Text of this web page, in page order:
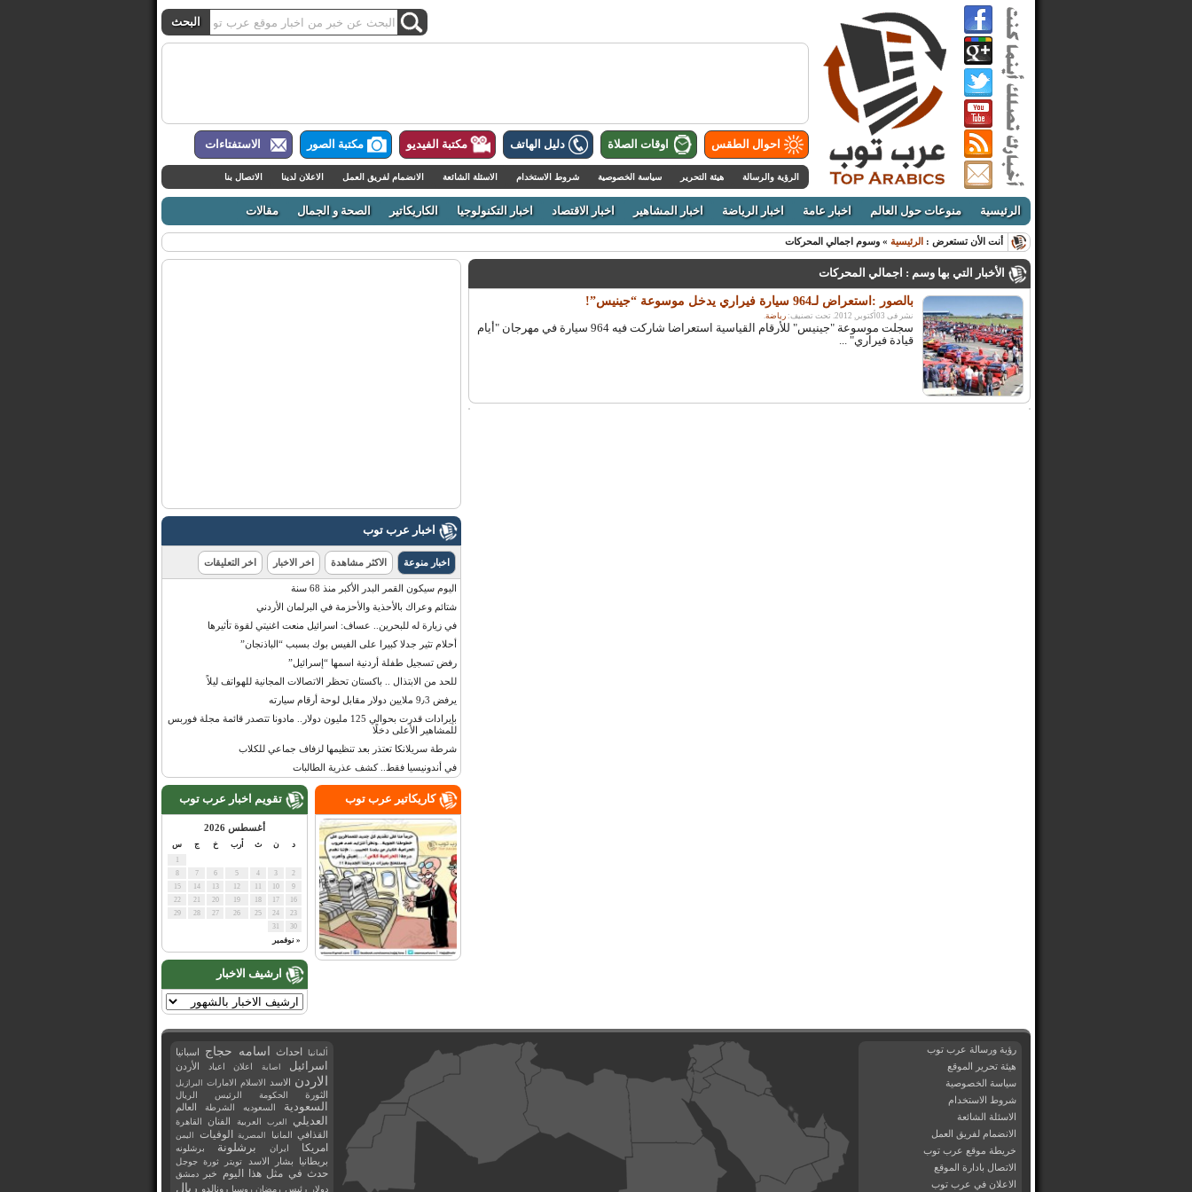
احوال الطقس اوقات الصلاة دليل الهاتف مكتبة الفيديو مكتبة الصور الاستفتاءات
الرؤية والرسالة هيئة التحرير سياسة الخصوصية شروط الاستخدام الاسئلة الشائعة الانضمام لفريق العمل الاعلان لدينا الاتصال بنا
الرئيسية منوعات حول العالم اخبار عامة اخبار الرياضة اخبار المشاهير اخبار الاقتصاد اخبار التكنولوجيا الكاريكاتير الصحة و الجمال مقالات
أنت الأن تستعرض : الرئيسية » وسوم اجمالي المحركات
الأخبار التي بها وسم : اجمالي المحركات
بالصور :استعراض لـ964 سيارة فيراري يدخل موسوعة “جينيس”!
نشر فى 03أكتوبر, 2012. تحت تصنيف: رياضة.
سجلت موسوعة "جينيس" للأرقام القياسية استعراضا شاركت فيه 964 سيارة في مهرجان "أيام
قيادة فيراري" ...
اخبار عرب توب
اخبار منوعة الاكثر مشاهدة اخر الاخبار اخر التعليقات
اليوم سيكون القمر البدر الأكبر منذ 68 سنة
شتائم وعراك بالأحذية والأحزمة في البرلمان الأردني
في زيارة له للبحرين.. عساف: اسرائيل منعت اغنيتي لقوة تأثيرها
أحلام تثير جدلا كبيرا على الفيس بوك بسبب “الباذنجان”
رفض تسجيل طفلة أردنية اسمها “إسرائيل”
للحد من الابتذال .. باكستان تحظر الاتصالات المجانية للهواتف ليلاً
يرفض 9٫3 ملايين دولار مقابل لوحة أرقام سيارته
بإيرادات قدرت بحوالي 125 مليون دولار.. مادونا تتصدر قائمة مجلة فوربس
للمشاهير الأعلى دخلًا
شرطة سريلانكا تعتذر بعد تنظيمها لزفاف جماعي للكلاب
في أندونيسيا فقط.. كشف عذرية الطالبات
تقويم اخبار عرب توب
أغسطس 2026
د ن ث أرب خ ج س
« نوفمبر
2
3
4
5
6
7
8
9
10
12
13
14
15
16
17
18
19
20
21
22
23
24
25
26
27
28
29
30
31
ارشيف الاخبار
كاريكاتير عرب توب
رؤية ورسالة عرب توب
هيئة تحرير الموقع
سياسة الخصوصية
شروط الاستخدام
الاسئلة الشائعة
الانضمام لفريق العمل
خريطة موقع عرب توب
الاتصال بادارة الموقع
الاعلان في عرب توب
ألمانيا احداث اسامه حجاج اسبانيا
اسرائيل اصابة اعلان اعياد الأردن
الاردن الاسد الاسلام الامارات البرازيل
الثورة الحكومة الرئيس الريال
السعودية السعوديه الشرطة العالم
العديلي العرب العربية الفنان القاهرة
القذافي المانيا المصرية الوفيات اليمن
امريكا ايران برشلونة برشلونه
بريطانيا بشار الاسد تويتر ثورة جوجل
حدث في مثل هذا اليوم خبر
دمشق
دولار
رئيس رمضان روسيا رونالدو ريال